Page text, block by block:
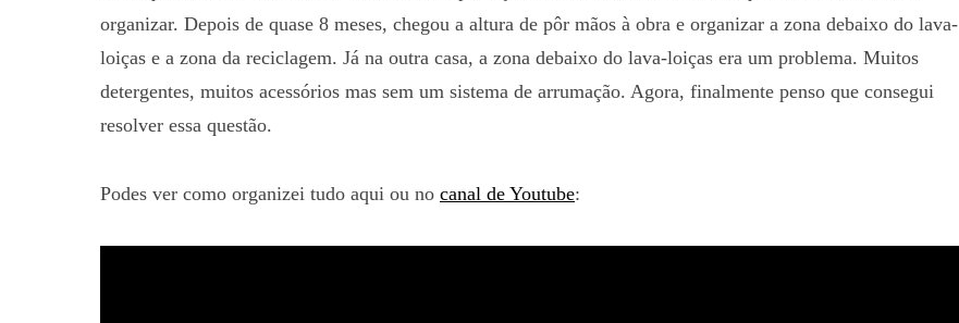
organizar. Depois de quase 8 meses, chegou a altura de pôr mãos à obra e organizar a zona debaixo do lava-
loiças e a zona da reciclagem. Já na outra casa, a zona debaixo do lava-loiças era um problema. Muitos
detergentes, muitos acessórios mas sem um sistema de arrumação. Agora, finalmente penso que consegui
resolver essa questão.
Podes ver como organizei tudo aqui ou no canal de Youtube: